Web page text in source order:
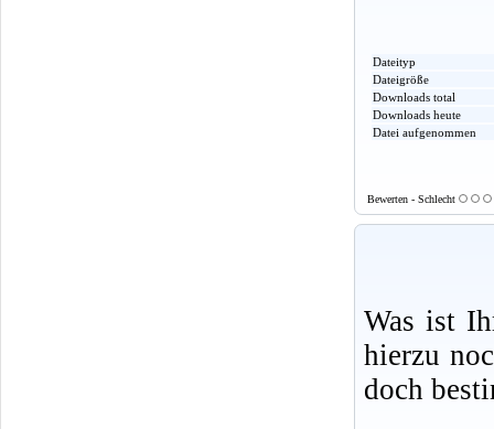
Dateityp
Dateigröße
Downloads total
Downloads heute
Datei aufgenommen
Bewerten - Schlecht
Was ist
hierzu
doch